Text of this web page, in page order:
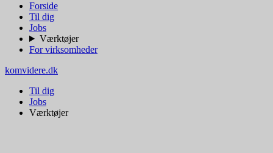
Forside
Til dig
Jobs
Værktøjer
For virksomheder
komvidere.dk
Til dig
Jobs
Værktøjer